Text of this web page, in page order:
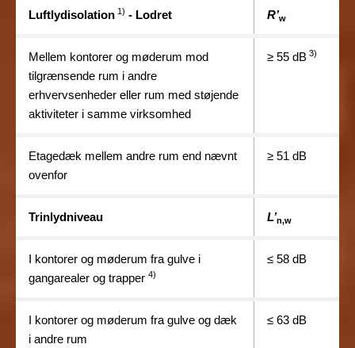
Luftlydisolation 1) - Lodret R’w
Mellem kontorer og møderum mod
tilgrænsende rum i andre
erhvervsenheder eller rum med støjende
aktiviteter i samme virksomhed
≥ 55 dB 3)
Etagedæk mellem andre rum end nævnt
ovenfor
≥ 51 dB
Trinlydniveau L’n,w
I kontorer og møderum fra gulve i
gangarealer og trapper 4)
≤ 58 dB
I kontorer og møderum fra gulve og dæk
i andre rum
≤ 63 dB